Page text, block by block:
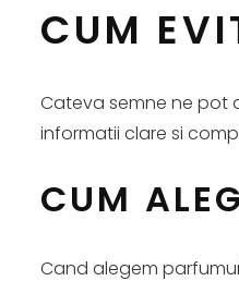
CUM
Cateva semne ne pot
informatii clare si
CUM
Cand alegem